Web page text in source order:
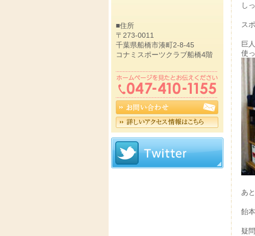
し
ス
巨
使
あ
飴
疑
■住所
〒273-0011
千葉県船橋市湊町2-8-45
コナミスポーツクラブ船橋4階